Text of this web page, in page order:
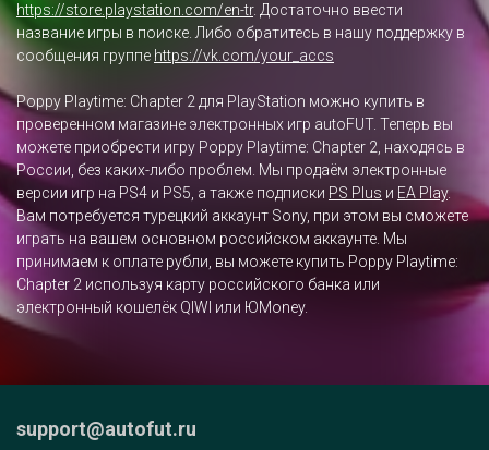
https://store.playstation.com/en-tr. Достаточно ввести
название игры в поиске. Либо обратитесь в нашу поддержку в
сообщения группе https://vk.com/your_accs
Poppy Playtime: Chapter 2 для PlayStation можно купить в
проверенном магазине электронных игр autoFUT. Теперь вы
можете приобрести игру Poppy Playtime: Chapter 2, находясь в
России, без каких-либо проблем. Мы продаём электронные
версии игр на PS4 и PS5, а также подписки PS Plus и EA Play.
Вам потребуется турецкий аккаунт Sony, при этом вы сможете
играть на вашем основном российском аккаунте. Мы
принимаем к оплате рубли, вы можете купить Poppy Playtime:
Chapter 2 используя карту российского банка или
электронный кошелёк QIWI или ЮMoney.
support@autofut.ru